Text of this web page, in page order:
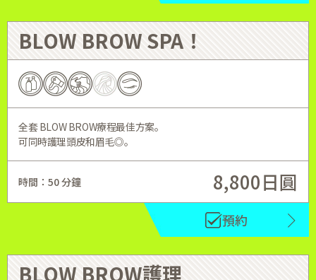
BLOW BROW SPA！
全套 BLOW BROW療程最佳方案。
可同時護理頭皮和眉毛◎。
時間：50 分鐘 8,800日圓
預約
BLOW BROW護理